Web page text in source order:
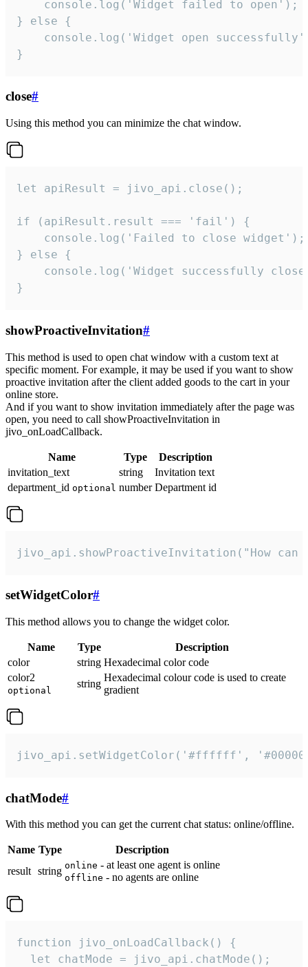
    console.log('Widget failed to open');
} else {
console.log('Widget open
}
close#
Using this method you can minimize the chat window.
let apiResult = jivo_api.close();
if (apiResult.result === 'fail') {
    console.log('Failed to close widget');
} else {
console.log('Widget successfully
}
showProactiveInvitation#
This method is used to open chat window with a custom text at
specific moment. For example, it may be used if you want to show
proactive invitation after the client added goods to the cart in your
online store.
And if you want to show invitation immediately after the page was
open, you need to call showProactiveInvitation in
jivo_onLoadCallback.
Name Type
Description
invitation_text
string
Invitation text
department_id optional number Department id
jivo_api.showProactiveInvitation("How
setWidgetColor#
This method allows you to change the widget color.
Name Type
Description
color
string Hexadecimal color code
color2
optional
string
Hexadecimal colour code is used to create
gradient
jivo_api.setWidgetColor('#ffffff',
chatMode#
With this method you can get the current chat status: online/offline.
Name Type
Description
result string online - at least one agent is online
offline - no agents are online
function jivo_onLoadCallback() {
  let chatMode = jivo_api.chatMode();